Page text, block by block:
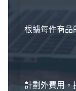
根據每件商品
計劃外費用，